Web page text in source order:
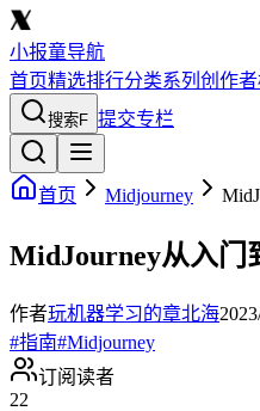
小报童导航
首页精选排行分类系列 创作者
搜索F 提交专栏
首页 Midjourney
MidJourney从入门
作者玩机器学习的章北海
#指南#Midjourney
订阅读者
22